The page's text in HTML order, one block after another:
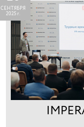
СЕНТЯБРЯ
2025 г.